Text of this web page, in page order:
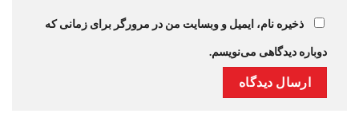
ذخیره نام، ایمیل و وبسایت من در مرورگر برای زمانی که
دوباره دیدگاهی می‌نویسم.